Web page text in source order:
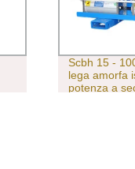
Scbh 15 -
lega amorfa
potenza a